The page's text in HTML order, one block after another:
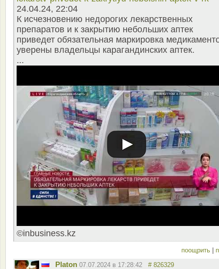
24.04.24, 22:04
К исчезновению недорогих лекарственных
препаратов и к закрытию небольших аптек
приведет обязательная маркировка
уверены владельцы карагандинских аптек.
...
©inbusiness.kz
поощрить
Platon 07.07.2024 в 17:28:42 # 826329